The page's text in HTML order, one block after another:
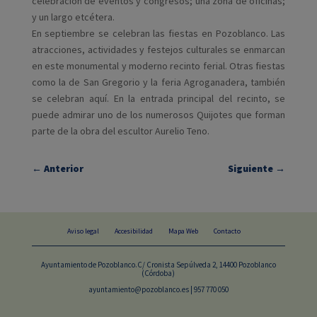
y un largo etcétera.
En septiembre se celebran las fiestas en Pozoblanco. Las
atracciones, actividades y festejos culturales se enmarcan
en este monumental y moderno recinto ferial. Otras fiestas
como la de San Gregorio y la feria Agroganadera, también
se celebran aquí. En la entrada principal del recinto, se
puede admirar uno de los numerosos Quijotes que forman
parte de la obra del escultor Aurelio Teno.
← Anterior Siguiente →
Aviso legal Accesibilidad Mapa Web Contacto
Ayuntamiento de Pozoblanco.C/ Cronista Sepúlveda 2, 14400 Pozoblanco
(Córdoba)
ayuntamiento@pozoblanco.es | 957 770 050